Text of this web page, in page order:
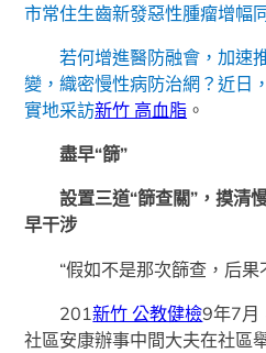
市常住生齒新發惡性腫瘤增幅
若何增進醫防融會，加速
變，織密慢性病防治網？近日
實地采訪新竹 高血脂 。
盡早“篩”
設置三道“篩查關”，摸清
早干涉
“假如不是那次篩查，后果
201新竹 公教健檢9年7月
社區安康辦事中間大夫在社區